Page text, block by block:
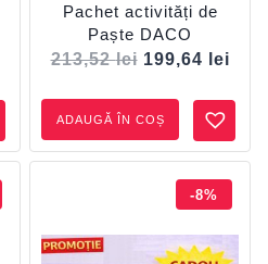
Pachet activități de
Paște DACO
213,52lei 199,64 lei
ADAUGĂ ÎN COȘ
-8%